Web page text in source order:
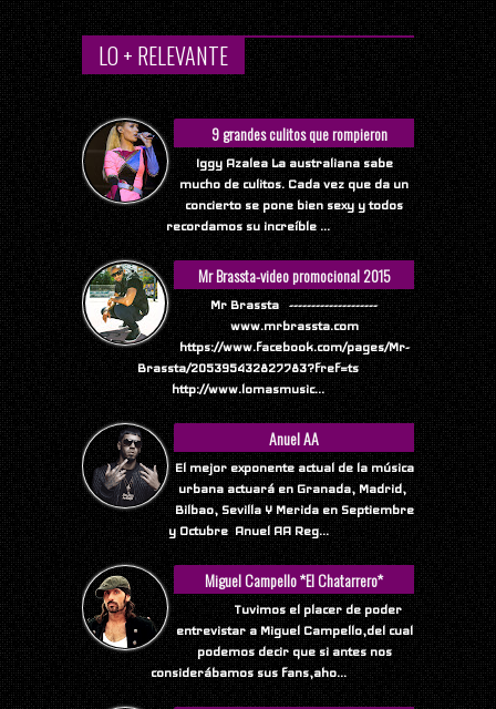
LO + RELEVANTE
9 grandes culitos que rompieron
Internet
Iggy Azalea La australiana sabe
mucho de culitos. Cada vez que da un
concierto se pone bien sexy y todos
recordamos su increíble ...
Mr Brassta-video promocional 2015
Mr Brassta --------------------
www.mrbrassta.com
https://www.facebook.com/pages/Mr-
Brassta/205395432827783?fref=ts
http://www.lomasmusic...
Anuel AA
El mejor exponente actual de la música
urbana actuará en Granada, Madrid,
Bilbao, Sevilla Y Merida en Septiembre
y Octubre Anuel AA Reg...
Miguel Campello *El Chatarrero*
Tuvimos el placer de poder
entrevistar a Miguel Campello,del cual
podemos decir que si antes nos
considerábamos sus fans,aho...